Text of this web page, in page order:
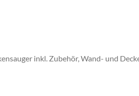
inkl. Zubehör, Wand- und